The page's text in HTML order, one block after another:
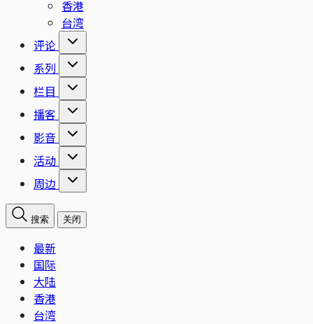
香港
台湾
评论
系列
栏目
播客
影音
活动
周边
搜索 关闭
最新
国际
大陆
香港
台湾